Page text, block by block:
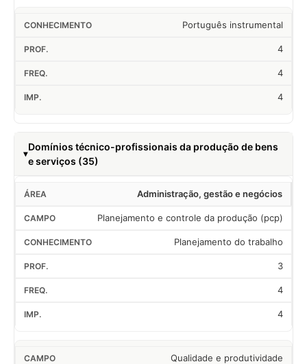
Português instrumental
4
4
4
Domínios técnico-profissionais da produção de bens
e serviços (35)
Administração, gestão e negócios
Planejamento e controle da produção (pcp)
Planejamento do trabalho
3
4
4
Qualidade e produtividade